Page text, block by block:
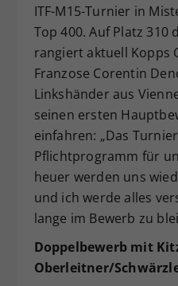
ITF-M15-Turnier in
Top 400. Auf Platz 310
rangiert aktuell Kopps
Franzose Corentin
Linkshänder aus
seinen ersten
einfahren: „Das
Pflichtprogramm für
heuer werden uns
und ich werde alles
lange im Bewerb zu
Doppelbewerb mit
Oberleitner/